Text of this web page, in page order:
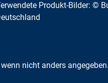
Produkt-Bilder: ©
nicht anders angegeben.